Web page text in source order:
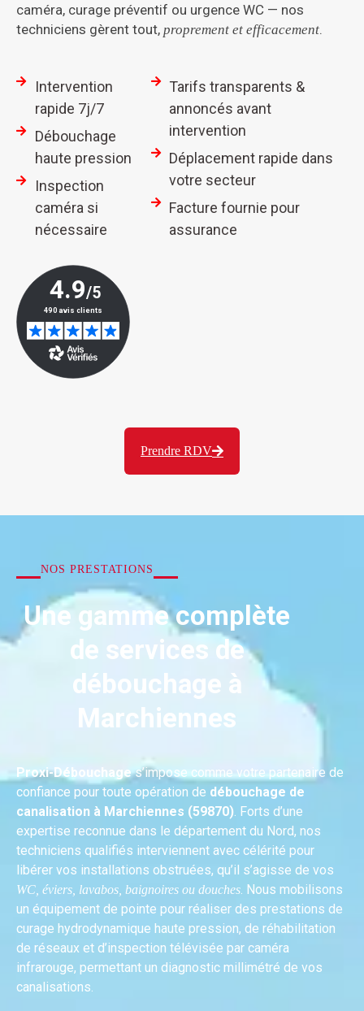
caméra, curage préventif ou urgence WC — nos
techniciens gèrent tout, proprement et efficacement.
Intervention
rapide 7j/7
Débouchage
haute pression
Inspection
caméra si
nécessaire
Tarifs transparents &
annoncés avant
intervention
Déplacement rapide dans
votre secteur
Facture fournie pour
assurance
Prendre RDV
NOS PRESTATIONS
Une gamme complète
de services de
débouchage à
Marchiennes
Proxi-Débouchages’impose comme votre partenaire de
confiance pour toute opération de débouchage de
canalisation à Marchiennes (59870). Forts d’une
expertise reconnue dans le département du Nord, nos
techniciens qualifiés interviennent avec célérité pour
libérer vos installations obstruées, qu’il s’agisse de vos
WC, éviers, lavabos, baignoires ou douches. Nous mobilisons
un équipement de pointe pour réaliser des prestations de
curage hydrodynamique haute pression, de réhabilitation
de réseaux et d’inspection télévisée par caméra
infrarouge, permettant un diagnostic millimétré de vos
canalisations.